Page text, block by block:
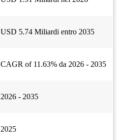
USD 5.74 Miliardi entro 2035
CAGR of 11.63% da 2026 - 2035
2026 - 2035
2025